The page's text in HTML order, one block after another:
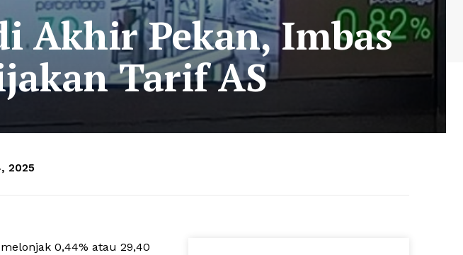
Akhir Pekan, Imbas
Tarif AS
2025
0,44% atau 29,40